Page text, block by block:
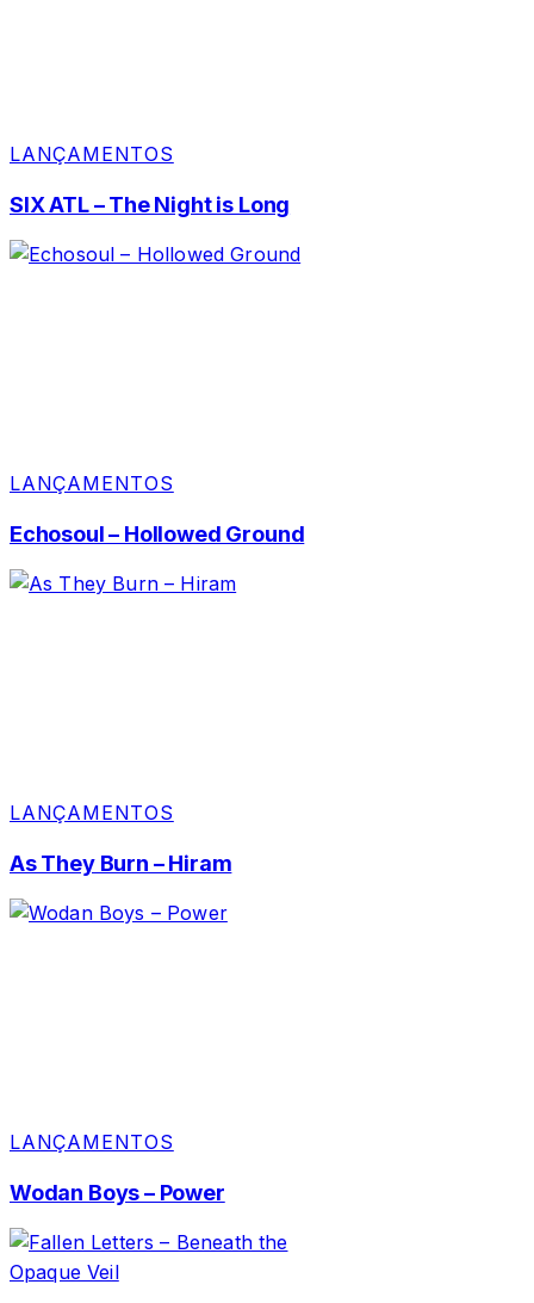
LANÇAMENTOS
SIX ATL – The Night is Long
LANÇAMENTOS
Echosoul – Hollowed Ground
LANÇAMENTOS
As They Burn – Hiram
LANÇAMENTOS
Wodan Boys – Power